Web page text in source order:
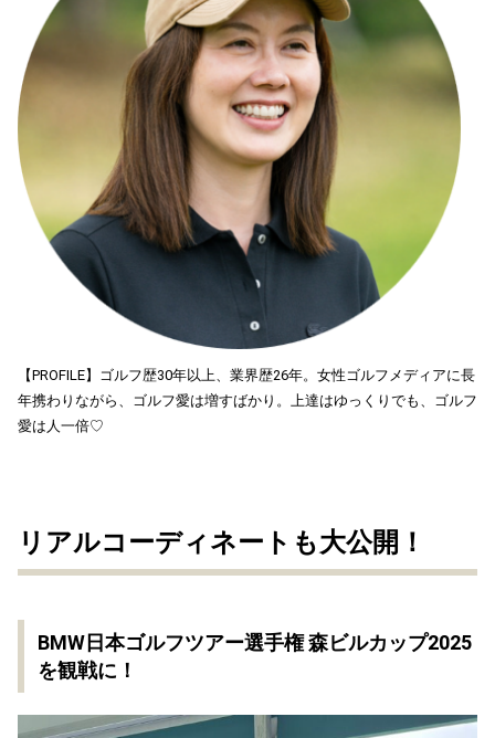
【PROFILE】ゴルフ歴30年以上、業界歴26年。女性ゴルフメディアに長
年携わりながら、ゴルフ愛は増すばかり。上達はゆっくりでも、ゴルフ
愛は人一倍♡
リアルコーディネートも大公開！
BMW日本ゴルフツアー選手権 森ビルカップ2025
を観戦に！